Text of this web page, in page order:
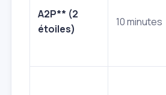
A2P** (2
étoiles)
10 minutes